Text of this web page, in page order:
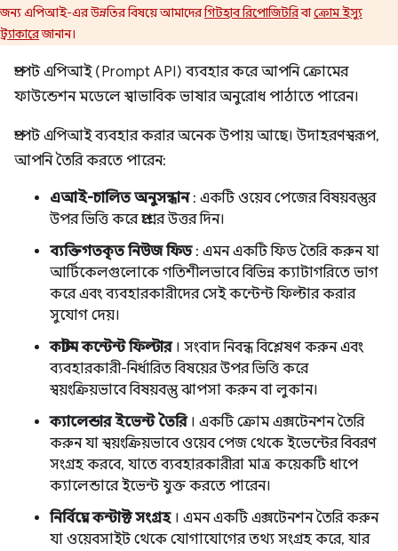
জন্য এপিআই-এর উন্নতির বিষয়ে আমাদেরগিটহাব রিপোজিটরিবাক্রোম ইস্যু
ট্র্যাকারেজানান।
প্রম্পট এপিআই (Prompt API) ব্যবহার করে আপনি ক্রোমের
ফাউন্ডেশন মডেলে স্বাভাবিক ভাষার অনুরোধ পাঠাতে পারেন।
প্রম্পট এপিআই ব্যবহার করার অনেক উপায় আছে। উদাহরণস্বরূপ,
আপনি তৈরি করতে পারেন:
এআই-চালিত অনুসন্ধান: একটি ওয়েব পেজের বিষয়বস্তুর
উপর ভিত্তি করে প্রশ্নের উত্তর দিন।
ব্যক্তিগতকৃত নিউজ ফিড: এমন একটি ফিড তৈরি করুন যা
আর্টিকেলগুলোকে গতিশীলভাবে বিভিন্ন ক্যাটাগরিতে ভাগ
করে এবং ব্যবহারকারীদের সেই কন্টেন্ট ফিল্টার করার
সুযোগ দেয়।
কাস্টম কন্টেন্ট ফিল্টার। সংবাদ নিবন্ধ বিশ্লেষণ করুন এবং
ব্যবহারকারী-নির্ধারিত বিষয়ের উপর ভিত্তি করে
স্বয়ংক্রিয়ভাবে বিষয়বস্তু ঝাপসা করুন বা লুকান।
ক্যালেন্ডার ইভেন্ট তৈরি। একটি ক্রোম এক্সটেনশন তৈরি
করুন যা স্বয়ংক্রিয়ভাবে ওয়েব পেজ থেকে ইভেন্টের বিবরণ
সংগ্রহ করবে, যাতে ব্যবহারকারীরা মাত্র কয়েকটি ধাপে
ক্যালেন্ডারে ইভেন্ট যুক্ত করতে পারেন।
নির্বিঘ্নে কন্টাক্ট সংগ্রহ। এমন একটি এক্সটেনশন তৈরি করুন
যা ওয়েবসাইট থেকে যোগাযোগের তথ্য সংগ্রহ করে, যার